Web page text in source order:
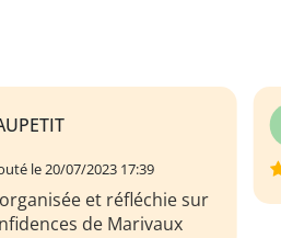
Berais
le 04/09/2021 09:59